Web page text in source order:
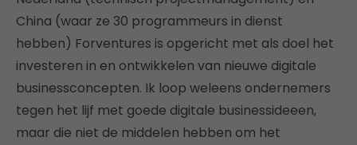
China (waar ze 30 programmeurs in dienst
hebben) Forventures is opgericht met als doel het
investeren in en ontwikkelen van nieuwe digitale
businessconcepten. Ik loop weleens ondernemers
tegen het lijf met goede digitale businessideeen,
maar die niet de middelen hebben om het